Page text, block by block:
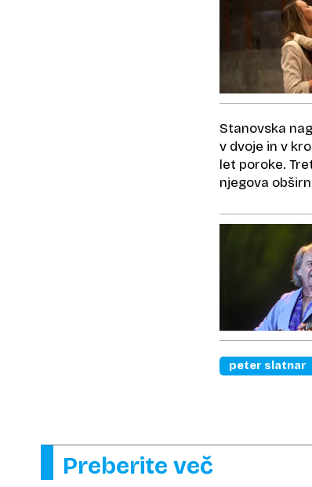
Stanovska
v dvoje in v
let poroke.
njegova
peter slatnar
Preberite več